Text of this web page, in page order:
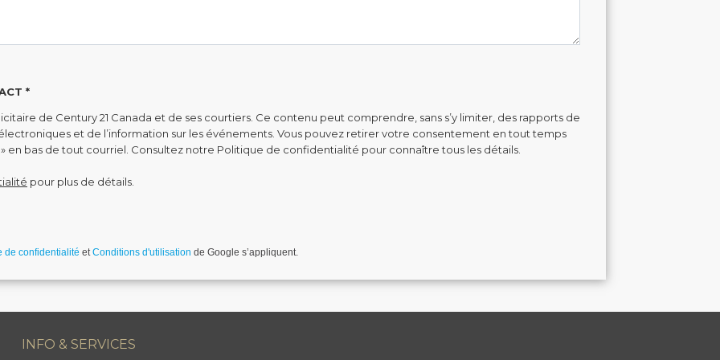
*
de Century 21 Canada et de ses courtiers. Ce contenu peut comprendre, sans s’y limiter, des rapports de
et de l’information sur les événements. Vous pouvez retirer votre consentement en tout temps
en bas de tout courriel. Consultez notre Politique de confidentialité pour connaître tous les détails.
pour plus de détails.
de confidentialité etConditions d'utilisation de Google s’appliquent.
INFO & SERVICES